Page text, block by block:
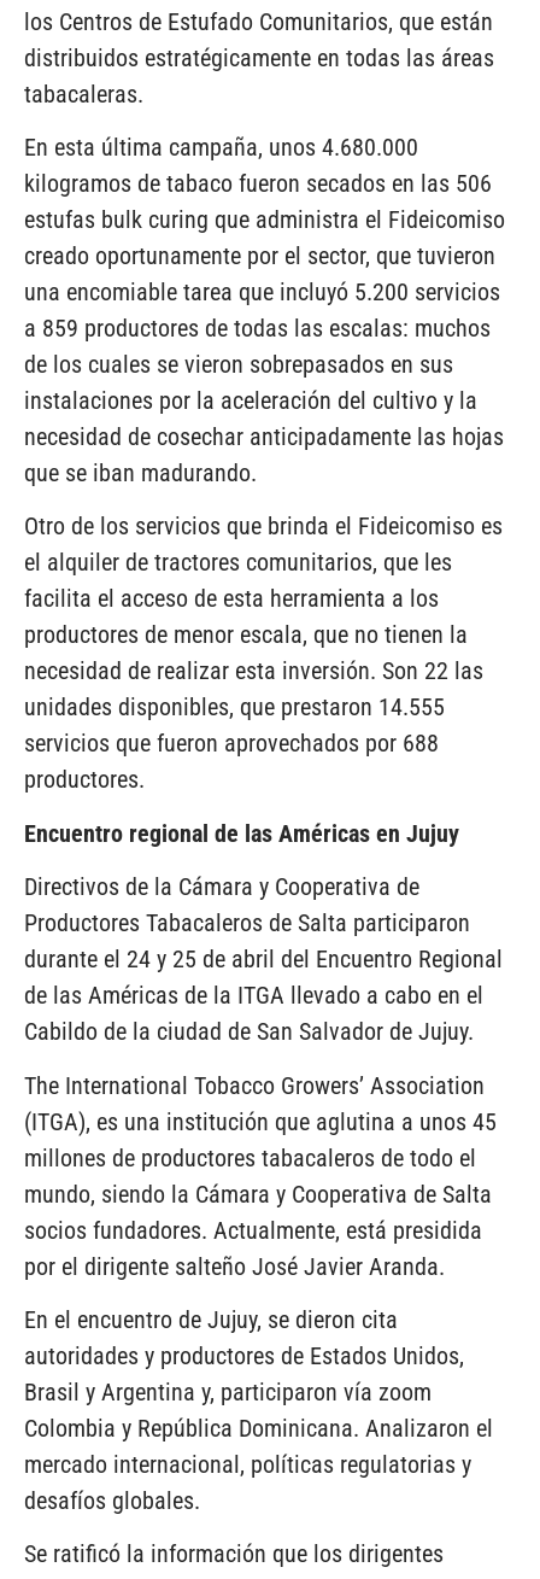
los Centros de Estufado Comunitarios, que están
distribuidos estratégicamente en todas las áreas
tabacaleras.
En esta última campaña, unos 4.680.000
kilogramos de tabaco fueron secados en las 506
estufas bulk curing que administra el Fideicomiso
creado oportunamente por el sector, que tuvieron
una encomiable tarea que incluyó 5.200 servicios
a 859 productores de todas las escalas: muchos
de los cuales se vieron sobrepasados en sus
instalaciones por la aceleración del cultivo y la
necesidad de cosechar anticipadamente las hojas
que se iban madurando.
Otro de los servicios que brinda el Fideicomiso es
el alquiler de tractores comunitarios, que les
facilita el acceso de esta herramienta a los
productores de menor escala, que no tienen la
necesidad de realizar esta inversión. Son 22 las
unidades disponibles, que prestaron 14.555
servicios que fueron aprovechados por 688
productores.
Encuentro regional de las Américas en Jujuy
Directivos de la Cámara y Cooperativa de
Productores Tabacaleros de Salta participaron
durante el 24 y 25 de abril del Encuentro Regional
de las Américas de la ITGA llevado a cabo en el
Cabildo de la ciudad de San Salvador de Jujuy.
The International Tobacco Growers’ Association
(ITGA), es una institución que aglutina a unos 45
millones de productores tabacaleros de todo el
mundo, siendo la Cámara y Cooperativa de Salta
socios fundadores. Actualmente, está presidida
por el dirigente salteño José Javier Aranda.
En el encuentro de Jujuy, se dieron cita
autoridades y productores de Estados Unidos,
Brasil y Argentina y, participaron vía zoom
Colombia y República Dominicana. Analizaron el
mercado internacional, políticas regulatorias y
desafíos globales.
Se ratificó la información que los dirigentes